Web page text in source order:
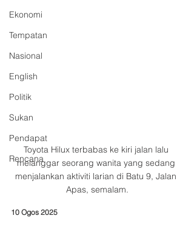
Ekonomi
Tempatan
Nasional
English
Politik
Sukan
Pendapat
Rencana
Toyota Hilux terbabas ke kiri jalan lalu
melanggar seorang wanita yang sedang
menjalankan aktiviti larian di Batu 9, Jalan
Apas, semalam.
10 Ogos 2025